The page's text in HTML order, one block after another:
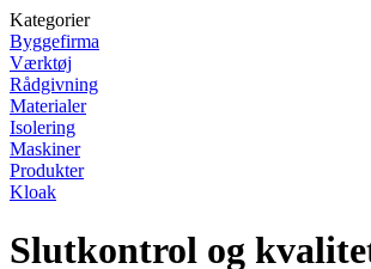
Kategorier
Byggefirma
Værktøj
Rådgivning
Materialer
Isolering
Maskiner
Produkter
Kloak
Slutkontrol og